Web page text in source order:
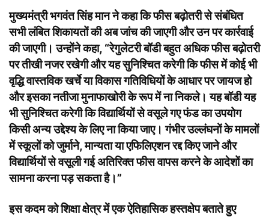
मुख्यमंत्री भगवंत सिंह मान ने कहा कि फीस बढ़ोतरी से संबंधित
सभी लंबित शिकायतों की अब जांच की जाएगी और उन पर कार्रवाई
की जाएगी। उन्होंने कहा, “रेगुलेटरी बॉडी बहुत अधिक फीस बढ़ोतरी
पर तीखी नजर रखेगी और यह सुनिश्चित करेगी कि फीस में कोई भी
वृद्धि वास्तविक खर्चे या विकास गतिविधियों के आधार पर जायज हो
और इसका नतीजा मुनाफाखोरी के रूप में ना निकले। यह बॉडी यह
भी सुनिश्चित करेगी कि विद्यार्थियों से वसूले गए फंड का उपयोग
किसी अन्य उद्देश्य के लिए ना किया जाए। गंभीर उल्लंघनों के मामलों
में स्कूलों को जुर्माने, मान्यता या एफिलिएशन रद्द किए जाने और
विद्यार्थियों से वसूली गई अतिरिक्त फीस वापस करने के आदेशों का
सामना करना पड़ सकता है।”
इस कदम को शिक्षा क्षेत्र में एक ऐतिहासिक हस्तक्षेप बताते हुए